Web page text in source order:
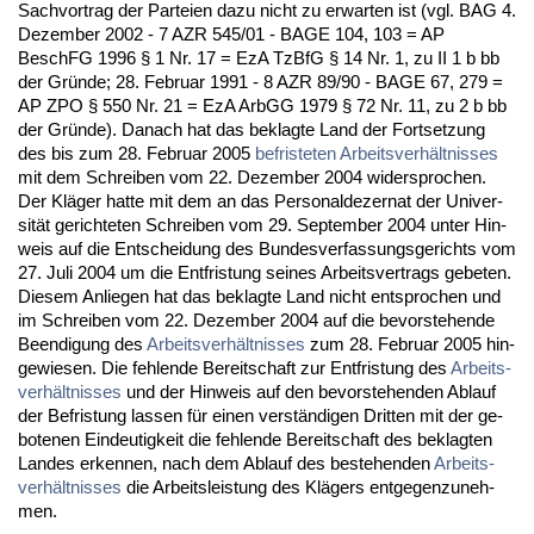
Sach­vor­trag der Par­tei­en da­zu nicht zu er­war­ten ist (vgl. BAG 4.
De­zem­ber 2002 - 7 AZR 545/01 - BA­GE 104, 103 = AP
BeschFG 1996 § 1 Nr. 17 = EzA Tz­B­fG § 14 Nr. 1, zu II 1 b bb
der Gründe; 28. Fe­bru­ar 1991 - 8 AZR 89/90 - BA­GE 67, 279 =
AP ZPO § 550 Nr. 21 = EzA ArbGG 1979 § 72 Nr. 11, zu 2 b bb
der Gründe). Da­nach hat das be­klag­te Land der Fort­set­zung
des bis zum 28. Fe­bru­ar 2005 be­fris­te­ten Ar­beits­verhält­nis­ses
mit dem Schrei­ben vom 22. De­zem­ber 2004 wi­der­spro­chen.
Der Kläger hat­te mit dem an das Per­so­nal­de­zer­nat der Uni­ver­
sität ge­rich­te­ten Schrei­ben vom 29. Sep­tem­ber 2004 un­ter Hin­
weis auf die Ent­schei­dung des Bun­des­ver­fas­sungs­ge­richts vom
27. Ju­li 2004 um die Ent­fris­tung sei­nes Ar­beits­ver­trags ge­be­ten.
Die­sem An­lie­gen hat das be­klag­te Land nicht ent­spro­chen und
im Schrei­ben vom 22. De­zem­ber 2004 auf die be­vor­ste­hen­de
Be­en­di­gung des Ar­beits­verhält­nis­ses zum 28. Fe­bru­ar 2005 hin­
ge­wie­sen. Die feh­len­de Be­reit­schaft zur Ent­fris­tung des Ar­beits­
verhält­nis­ses und der Hin­weis auf den be­vor­ste­hen­den Ab­lauf
der Be­fris­tung las­sen für ei­nen verständi­gen Drit­ten mit der ge­
bo­te­nen Ein­deu­tig­keit die feh­len­de Be­reit­schaft des be­klag­ten
Lan­des er­ken­nen, nach dem Ab­lauf des be­ste­hen­denAr­beits­
verhält­nis­ses die Ar­beits­leis­tung des Klägers ent­ge­gen­zu­neh­
men.